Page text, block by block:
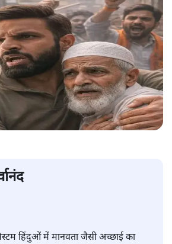
हिंदुओं में मानवता जैसी अच्छाई का